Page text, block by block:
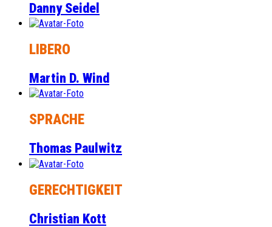
Danny Seidel
LIBERO
Martin D. Wind
SPRACHE
Thomas Paulwitz
GERECHTIGKEIT
Christian Kott